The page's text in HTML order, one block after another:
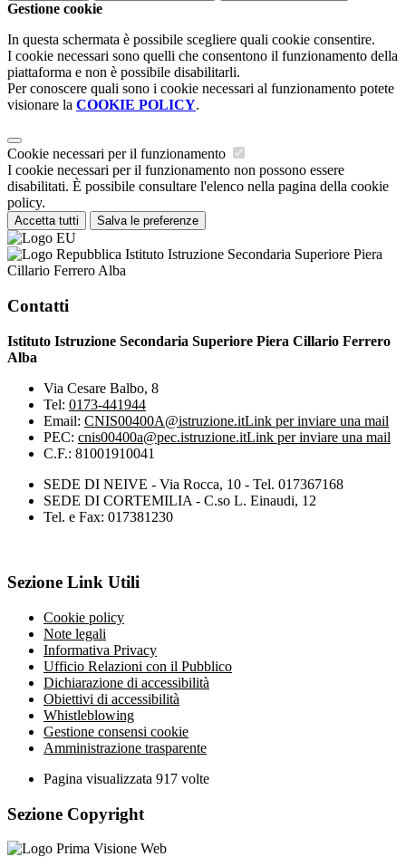
Gestione cookie
In questa schermata è possibile scegliere quali cookie consentire.
I cookie necessari sono quelli che consentono il funzionamento della
piattaforma e non è possibile disabilitarli.
Per conoscere quali sono i cookie necessari al funzionamento potete
visionare la COOKIE POLICY.
Cookie necessari per il funzionamento
I cookie necessari per il funzionamento non possono essere
disabilitati. È possibile consultare l'elenco nella pagina della cookie
policy.
Accetta tutti Salva le preferenze
Istituto Istruzione Secondaria Superiore Piera
Cillario Ferrero Alba
Contatti
Istituto Istruzione Secondaria Superiore Piera Cillario Ferrero
Alba
Via Cesare Balbo, 8
Tel: 0173-441944
Email: CNIS00400A@istruzione.itLink per inviare una mail
PEC: cnis00400a@pec.istruzione.itLink per inviare una mail
C.F.: 81001910041
SEDE DI NEIVE - Via Rocca, 10 - Tel. 017367168
SEDE DI CORTEMILIA - C.so L. Einaudi, 12
Tel. e Fax: 017381230
Sezione Link Utili
Cookie policy
Note legali
Informativa Privacy
Ufficio Relazioni con il Pubblico
Dichiarazione di accessibilità
Obiettivi di accessibilità
Whistleblowing
Gestione consensi cookie
Amministrazione trasparente
Pagina visualizzata 917 volte
Sezione Copyright